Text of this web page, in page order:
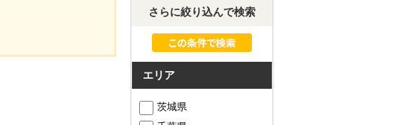
さらに絞り込んで検索
エリア
茨城県